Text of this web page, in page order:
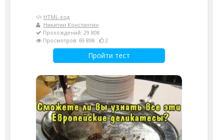
HTML-код
Никитин Константин
Прохождений: 29 808
Просмотров: 69 898
2
Пройти тест